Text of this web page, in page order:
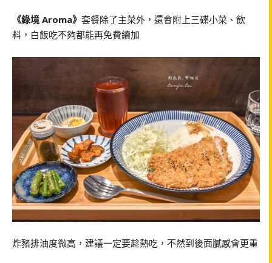
《綠境 Aroma》 套餐除了主菜外，還會附上三碟小菜、飲
料，白飯吃不夠都能再免費續加
炸豬排油度微高，建議一定要趁熱吃，不然到後面膩感會更重